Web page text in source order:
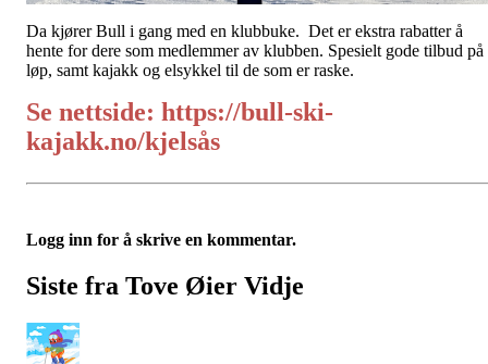
Da kjører Bull i gang med en klubbuke. Det er ekstra rabatter å
hente for dere som medlemmer av klubben. Spesielt gode tilbud på
løp, samt kajakk og elsykkel til de som er raske.
Se nettside: https://bull-ski-
kajakk.no/kjelsås
Logg inn for å skrive en kommentar.
Siste fra Tove Øier Vidje